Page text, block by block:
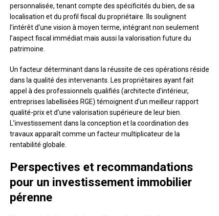
personnalisée, tenant compte des spécificités du bien, de sa
localisation et du profil fiscal du propriétaire. Ils soulignent
l’intérêt d’une vision à moyen terme, intégrant non seulement
l’aspect fiscal immédiat mais aussi la valorisation future du
patrimoine.
Un facteur déterminant dans la réussite de ces opérations réside
dans la qualité des intervenants. Les propriétaires ayant fait
appel à des professionnels qualifiés (architecte d’intérieur,
entreprises labellisées RGE) témoignent d’un meilleur rapport
qualité-prix et d’une valorisation supérieure de leur bien.
L’investissement dans la conception et la coordination des
travaux apparaît comme un facteur multiplicateur de la
rentabilité globale.
Perspectives et recommandations
pour un investissement immobilier
pérenne